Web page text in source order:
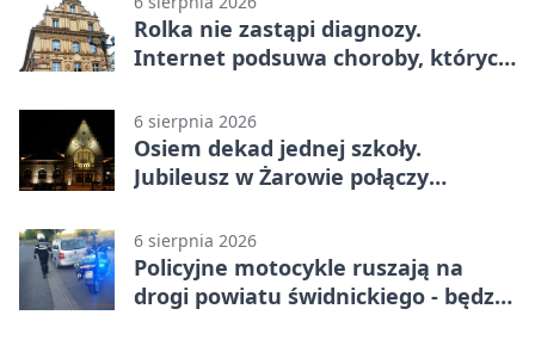
Rolka nie zastąpi diagnozy.
Internet podsuwa choroby, których
6 sierpnia 2026
Osiem dekad jednej szkoły.
Jubileusz w Żarowie połączy
6 sierpnia 2026
Policyjne motocykle ruszają na
drogi powiatu świdnickiego - będzie